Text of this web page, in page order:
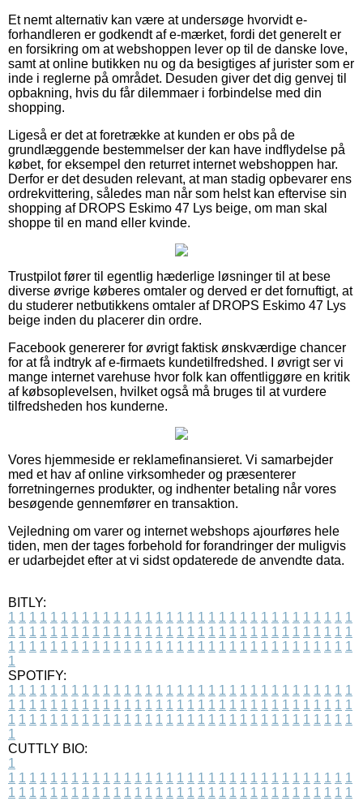
Et nemt alternativ kan være at undersøge hvorvidt e-
forhandleren er godkendt af e-mærket, fordi det generelt er
en forsikring om at webshoppen lever op til de danske love,
samt at online butikken nu og da besigtiges af jurister som er
inde i reglerne på området. Desuden giver det dig genvej til
opbakning, hvis du får dilemmaer i forbindelse med din
shopping.
Ligeså er det at foretrække at kunden er obs på de
grundlæggende bestemmelser der kan have indflydelse på
købet, for eksempel den returret internet webshoppen har.
Derfor er det desuden relevant, at man stadig opbevarer ens
ordrekvittering, således man når som helst kan eftervise sin
shopping af DROPS Eskimo 47 Lys beige, om man skal
shoppe til en mand eller kvinde.
Trustpilot fører til egentlig hæderlige løsninger til at bese
diverse øvrige køberes omtaler og derved er det fornuftigt, at
du studerer netbutikkens omtaler af DROPS Eskimo 47 Lys
beige inden du placerer din ordre.
Facebook genererer for øvrigt faktisk ønskværdige chancer
for at få indtryk af e-firmaets kundetilfredshed. I øvrigt ser vi
mange internet varehuse hvor folk kan offentliggøre en kritik
af købsoplevelsen, hvilket også må bruges til at vurdere
tilfredsheden hos kunderne.
Vores hjemmeside er reklamefinansieret. Vi samarbejder
med et hav af online virksomheder og præsenterer
forretningernes produkter, og indhenter betaling når vores
besøgende gennemfører en transaktion.
Vejledning om varer og internet webshops ajourføres hele
tiden, men der tages forbehold for forandringer der muligvis
er udarbejdet efter at vi sidst opdaterede de anvendte data.
BITLY:
1 1 1 1 1 1 1 1 1 1 1 1 1 1 1 1 1 1 1 1 1 1 1 1 1 1 1 1 1 1 1 1 1
1 1 1 1 1 1 1 1 1 1 1 1 1 1 1 1 1 1 1 1 1 1 1 1 1 1 1 1 1 1 1 1 1
1 1 1 1 1 1 1 1 1 1 1 1 1 1 1 1 1 1 1 1 1 1 1 1 1 1 1 1 1 1 1 1 1
1
SPOTIFY:
1 1 1 1 1 1 1 1 1 1 1 1 1 1 1 1 1 1 1 1 1 1 1 1 1 1 1 1 1 1 1 1 1
1 1 1 1 1 1 1 1 1 1 1 1 1 1 1 1 1 1 1 1 1 1 1 1 1 1 1 1 1 1 1 1 1
1 1 1 1 1 1 1 1 1 1 1 1 1 1 1 1 1 1 1 1 1 1 1 1 1 1 1 1 1 1 1 1 1
1
CUTTLY BIO:
1
1 1 1 1 1 1 1 1 1 1 1 1 1 1 1 1 1 1 1 1 1 1 1 1 1 1 1 1 1 1 1 1 1
1 1 1 1 1 1 1 1 1 1 1 1 1 1 1 1 1 1 1 1 1 1 1 1 1 1 1 1 1 1 1 1 1